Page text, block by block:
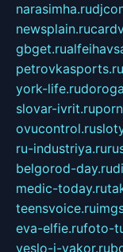
narasimha.ru
newsplain.ru
gbget.ru
petrovkasports.ru
york-life.ru
slovar-ivrit.ru
ovucontrol.ru
ru-industriya.ru
belgorod-day.ru
medic-today.ru
teensvoice.ru
eva-elfie.rufoto-
veslo-i-yakor.ru